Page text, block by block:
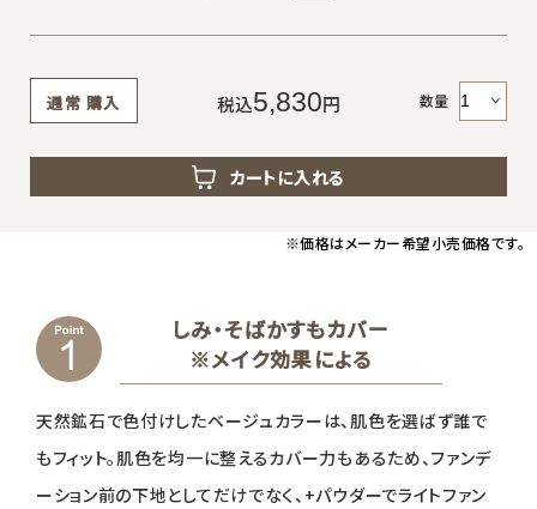
通常 購入 税込5,830円 数量
カートに入れる
※価格はメーカー希望小売価格です。
しみ・そばかすもカバー
※メイク効果による
天然鉱石で色付けしたベージュカラーは、肌色を選ばず誰で
もフィット。肌色を均一に整えるカバー力もあるため、ファンデ
ーション前の下地としてだけでなく、+パウダーでライトファン